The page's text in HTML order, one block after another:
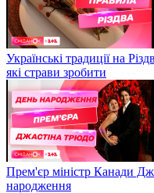
Українські традиції на
які страви зробити
Прем'єр міністр Канади
народження